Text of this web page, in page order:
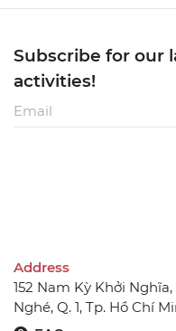
Address
152 Nam Kỳ Khởi Nghĩa,
Nghé, Q. 1, Tp. Hồ Chí
Subscribe for our
activities!